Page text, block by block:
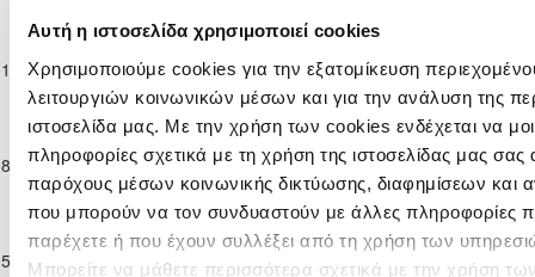
Αυτή η ιστοσελίδα χρησιμοποιεί cookies
Χρησιμοποιούμε cookies για την εξατομίκευση
λειτουργιών κοινωνικών μέσων και για την ανάλυση της
ιστοσελίδα μας. Με την χρήση των cookies ενδέχεται να
πληροφορίες σχετικά με τη χρήση της ιστοσελίδας μας
παρόχους μέσων κοινωνικής δικτύωσης, διαφημίσεων και
που μπορούν να τον συνδυαστούν με άλλες πληροφορίες
παρέχετε ή που έχουν συλλέξει από τη χρήση των
Μπορείτε να μάθετε περισσότερα σχετικά με την χρήση
02-2026
Παγκύπριο
Πρωτάθλημα
Παίδων Κ-17
2025/26
Π.Ο.
ΟΡΜΗΔΕΙΑΣ0 4 Π.Ο. ΑΔΩΝΙΣ
ΙΔΑΛΙΟΥ
02-2026
Παγκύπριο
Πρωτάθλημα
Παίδων Κ-17
2025/26
Π.Ο. ΑΔΩΝΙΣ
ΙΔΑΛΙΟΥ 0 0ΣΠΑΡΤΑΚΟΣ ΚΙΤΙΟΥ
02-2026
Παγκύπριο
ΠρωτάθλημαΓΕΡΟΣΚΗΠΟΥ9 1 Π.Ο. ΑΔΩΝΙΣ